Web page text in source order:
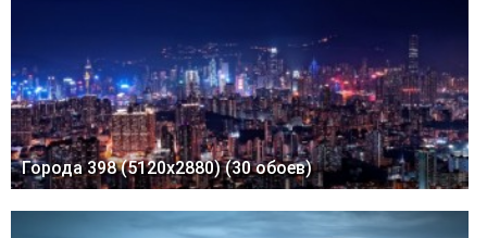
Города 398 (5120x2880) (30 обоев)